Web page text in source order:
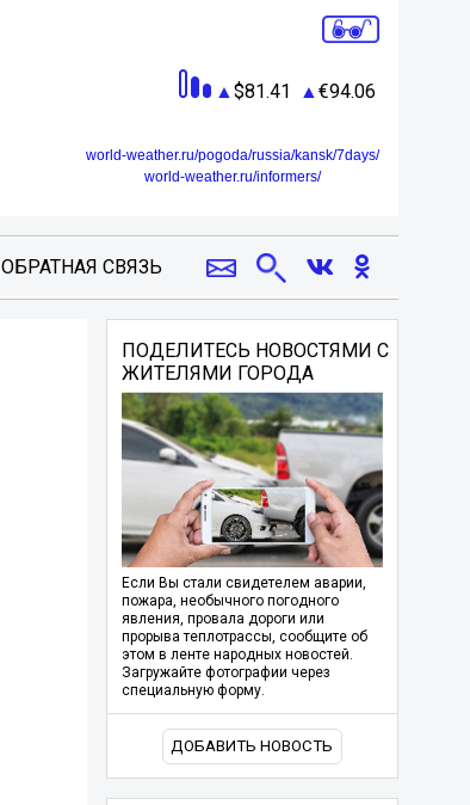
81.41 94.06
world-weather.ru/pogoda/russia/kansk/7days/
world-weather.ru/informers/
ОБРАТНАЯ СВЯЗЬ
ПОДЕЛИТЕСЬ НОВОСТЯМИ С
ЖИТЕЛЯМИ ГОРОДА
Если Вы стали свидетелем аварии,
пожара, необычного погодного
явления, провала дороги или
прорыва теплотрассы, сообщите об
этом в ленте народных новостей.
Загружайте фотографии через
специальную форму.
ДОБАВИТЬ НОВОСТЬ